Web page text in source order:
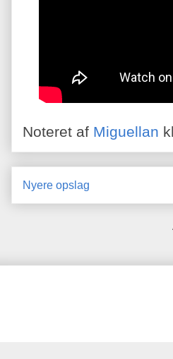
Noteret af Miguellan
Nyere opslag